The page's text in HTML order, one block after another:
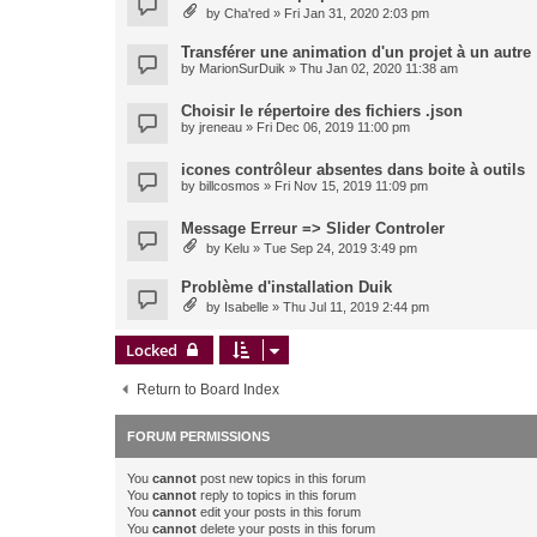
by Cha'red » Fri Jan 31, 2020 2:03 pm
Transférer une animation d'un projet à un autre
by MarionSurDuik » Thu Jan 02, 2020 11:38 am
Choisir le répertoire des fichiers .json
by jreneau » Fri Dec 06, 2019 11:00 pm
icones contrôleur absentes dans boite à outils
by billcosmos » Fri Nov 15, 2019 11:09 pm
Message Erreur => Slider Controler
by Kelu » Tue Sep 24, 2019 3:49 pm
Problème d'installation Duik
by Isabelle » Thu Jul 11, 2019 2:44 pm
Locked
Return to Board Index
FORUM PERMISSIONS
You cannot post new topics in this forum
You cannot reply to topics in this forum
You cannot edit your posts in this forum
You cannot delete your posts in this forum